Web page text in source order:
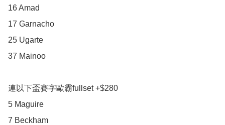
16 Amad
17 Garnacho
25 Ugarte
37 Mainoo
連以下盃賽字歐霸fullset +$280
5 Maguire
7 Beckham